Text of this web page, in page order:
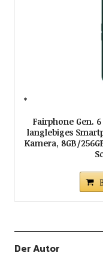
Fairphone Gen.
langlebiges
Kamera, 8GB/
Der Autor